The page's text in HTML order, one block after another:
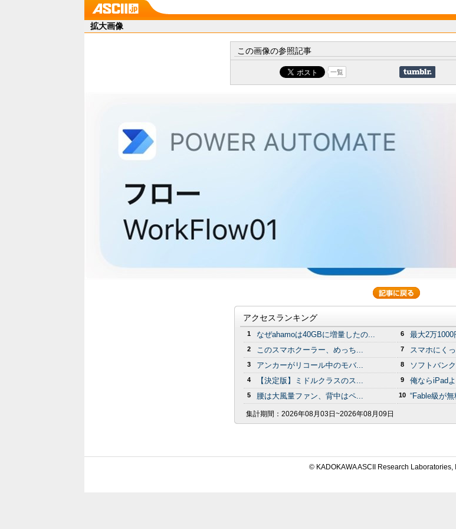
拡大画像
この画像の参照記事
一覧
アクセスランキング
1 なぜahamoは40GBに増量したの...
2 このスマホクーラー、めっち...
3 アンカーがリコール中のモバ...
4 【決定版】ミドルクラスのス...
5 腰は大風量ファン、背中はペ...
6 最大2万
7 スマホにく
8 ソフトバン
9 俺ならiPad
10 “Fable級が
集計期間： 2026年08月03日~2026年08月09日
© KADOKAWA ASCII Research Laboratories,